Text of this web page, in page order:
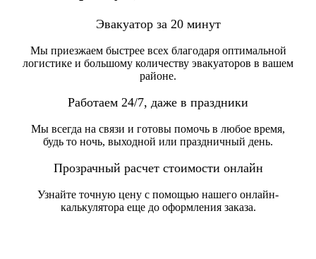
Эвакуатор за 20 минут
Мы приезжаем быстрее всех благодаря оптимальной
логистике и большому количеству эвакуаторов в вашем
районе.
Работаем 24/7, даже в праздники
Мы всегда на связи и готовы помочь в любое время,
будь то ночь, выходной или праздничный день.
Прозрачный расчет стоимости онлайн
Узнайте точную цену с помощью нашего онлайн-
калькулятора еще до оформления заказа.